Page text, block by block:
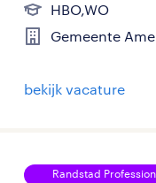
HBO,WO
Gemeente
bekijk vacature
Randstad